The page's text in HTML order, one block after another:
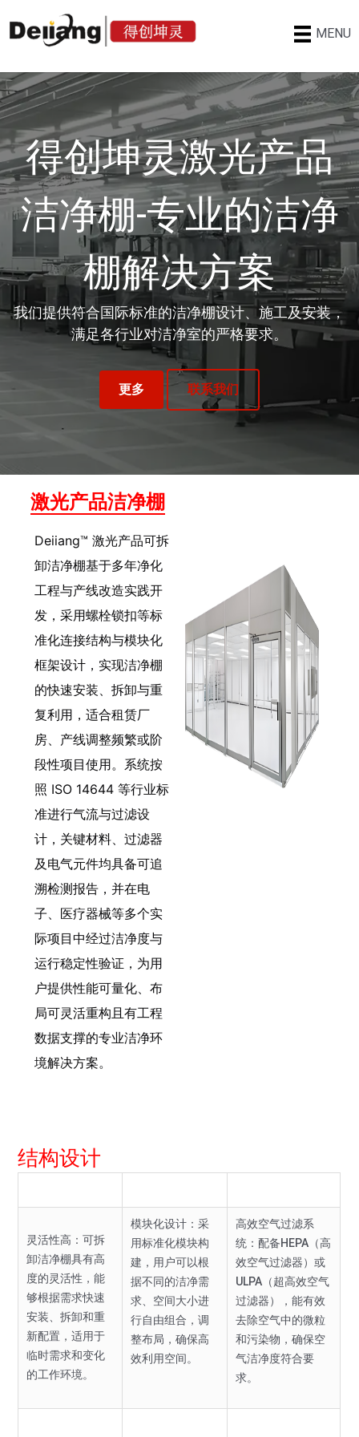
MENU
得创坤灵激光产品
洁净棚-专业的洁净
棚解决方案
我们提供符合国际标准的洁净棚设计、施工及安装，
满足各行业对洁净室的严格要求。
更多 联系我们
激光产品洁净棚
Deiiang™ 激光产品可拆
卸洁净棚基于多年净化
工程与产线改造实践开
发，采用螺栓锁扣等标
准化连接结构与模块化
框架设计，实现洁净棚
的快速安装、拆卸与重
复利用，适合租赁厂
房、产线调整频繁或阶
段性项目使用。系统按
照 ISO 14644 等行业标
准进行气流与过滤设
计，关键材料、过滤器
及电气元件均具备可追
溯检测报告，并在电
子、医疗器械等多个实
际项目中经过洁净度与
运行稳定性验证，为用
户提供性能可量化、布
局可灵活重构且有工程
数据支撑的专业洁净环
境解决方案。
结构设计
灵活性高：可拆
卸洁净棚具有高
度的灵活性，能
够根据需求快速
安装、拆卸和重
新配置，适用于
临时需求和变化
的工作环境。
模块化设计：采
用标准化模块构
建，用户可以根
据不同的洁净需
求、空间大小进
行自由组合，调
整布局，确保高
效利用空间。
高效空气过滤系
统：配备HEPA（高
效空气过滤器）或
ULPA（超高效空气
过滤器），能有效
去除空气中的微粒
和污染物，确保空
气洁净度符合要
求。